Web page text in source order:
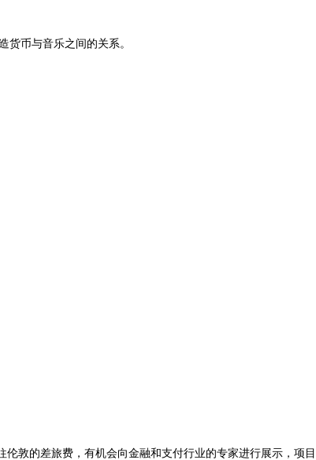
货币与音乐之间的关系。
敦的差旅费，有机会向金融和支付行业的专家进行展示，项目